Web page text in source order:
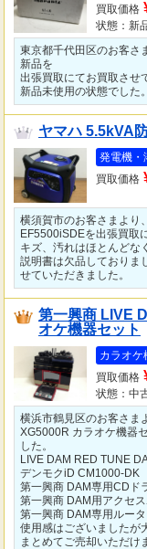
買取価格
状態：新
東京都千代田区のお客さ
新品を
出張買取にてお買取させ
新品未使用の状態でした。
ヤマハ 5.5kVA
発電機・
買取価格
横須賀市のお客さまより
EF5500iSDEを出張買取
キズ、汚れはほとんどな
説明書は欠品しておりま
せていただきました。
第一興商 LIVE
オケ機器セット
カラオケ
買取価格
状態：中
横浜市鶴見区のお客さま
XG5000R カラオケ機器
した。
LIVE DAM RED TUNE
デンモクiD CM1000-DK
第一興商 DAM専用CDド
第一興商 DAM用アクセ
第一興商 DAM専用ルー
使用感はございましたが
まとめてご売却いただけ